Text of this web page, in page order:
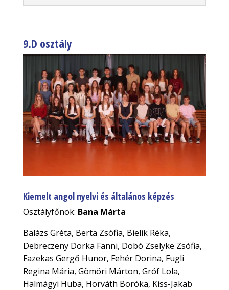
9.D osztály
Kiemelt angol nyelvi és általános képzés
Osztályfőnök: Bana Márta
Balázs Gréta, Berta Zsófia, Bielik Réka,
Debreczeny Dorka Fanni, Dobó Zselyke Zsófia,
Fazekas Gergő Hunor, Fehér Dorina, Fugli
Regina Mária, Gömöri Márton, Gróf Lola,
Halmágyi Huba, Horváth Boróka, Kiss-Jakab